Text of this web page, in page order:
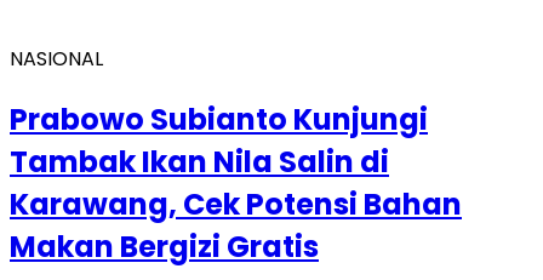
NASIONAL
Prabowo Subianto Kunjungi
Tambak Ikan Nila Salin di
Karawang, Cek Potensi Bahan
Makan Bergizi Gratis